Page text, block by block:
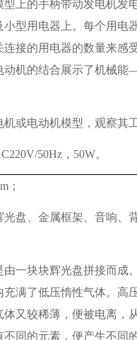
上的手柄带动发电机发
型用电器上。每个用电
接的用电器的数量来感
动机的结合展示了机械
或电动机模型，观察其
50Hz ， 50W。
；
光盘、金属框架、音响、
一块块辉光盘拼接而成
满了低压惰性气体。高
又较稀薄，便被电离，
同的元素，便产生不同